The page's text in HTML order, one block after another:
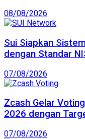
08/08/2026
Sui Siapkan
dengan Standar
07/08/2026
Zcash Gelar
2026 dengan
07/08/2026